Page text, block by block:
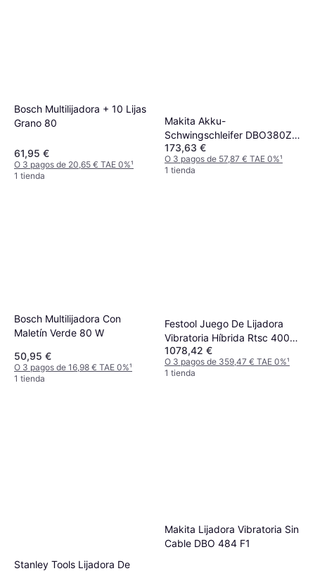
Bosch Multilijadora + 10 Lijas
Grano 80
61,95 €
O 3 pagos de 20,65 € TAE 0%¹
1 tienda
Makita Akku-
Schwingschleifer DBO380Z
3-Stufen
173,63 €
O 3 pagos de 57,87 € TAE 0%¹
1 tienda
Bosch Multilijadora Con
Maletín Verde 80 W
50,95 €
O 3 pagos de 16,98 € TAE 0%¹
1 tienda
Festool Juego De Lijadora
Vibratoria Híbrida Rtsc 400
3.0 I-Set
1078,42 €
O 3 pagos de 359,47 € TAE 0%¹
1 tienda
Stanley Tools Lijadora De
Makita Lijadora Vibratoria Sin
Cable DBO 484 F1